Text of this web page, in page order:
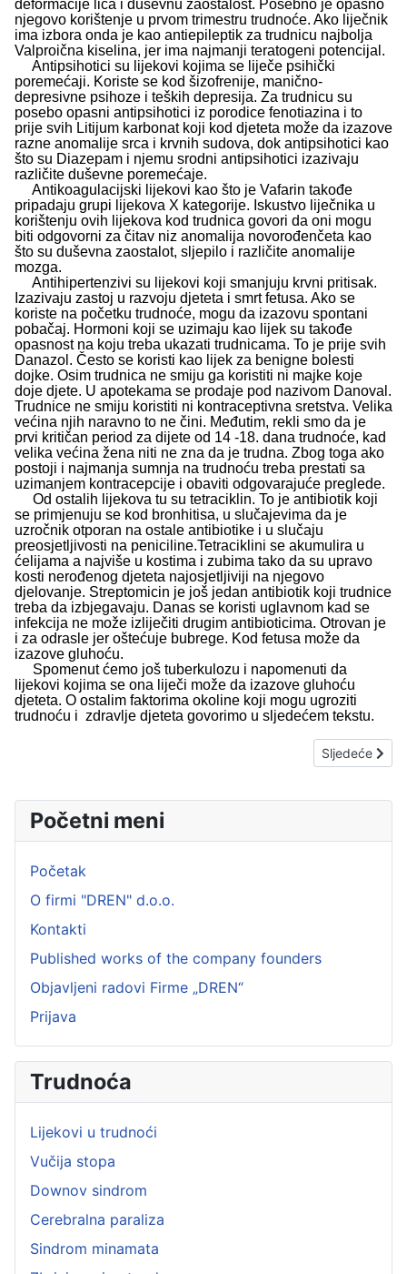
deformacije lica i duševnu zaostalost. Posebno je opasno
njegovo korištenje u prvom trimestru trudnoće. Ako liječnik
ima izbora onda je kao antiepileptik za trudnicu najbolja
Valproična kiselina, jer ima najmanji teratogeni potencijal.
Antipsihotici su lijekovi kojima se liječe psihički
poremećaji. Koriste se kod šizofrenije, manično-
depresivne psihoze i teških depresija. Za trudnicu su
posebo opasni antipsihotici iz porodice fenotiazina i to
prije svih Litijum karbonat koji kod djeteta može da izazove
razne anomalije srca i krvnih sudova, dok antipsihotici kao
što su Diazepam i njemu srodni antipsihotici izazivaju
različite duševne poremećaje.
Antikoagulacijski lijekovi kao što je Vafarin takođe
pripadaju grupi lijekova X kategorije. Iskustvo liječnika u
korištenju ovih lijekova kod trudnica govori da oni mogu
biti odgovorni za čitav niz anomalija novorođenčeta kao
što su duševna zaostalot, sljepilo i različite anomalije
mozga.
Antihipertenzivi su lijekovi koji smanjuju krvni pritisak.
Izazivaju zastoj u razvoju djeteta i smrt fetusa. Ako se
koriste na početku trudnoće, mogu da izazovu spontani
pobačaj. Hormoni koji se uzimaju kao lijek su takođe
opasnost na koju treba ukazati trudnicama. To je prije svih
Danazol. Često se koristi kao lijek za benigne bolesti
dojke. Osim trudnica ne smiju ga koristiti ni majke koje
doje djete. U apotekama se prodaje pod nazivom Danoval.
Trudnice ne smiju koristiti ni kontraceptivna sretstva. Velika
većina njih naravno to ne čini. Međutim, rekli smo da je
prvi kritičan period za dijete od 14 -18. dana trudnoće, kad
velika većina žena niti ne zna da je trudna. Zbog toga ako
postoji i najmanja sumnja na trudnoću treba prestati sa
uzimanjem kontracepcije i obaviti odgovarajuće preglede.
Od ostalih lijekova tu su tetraciklin. To je antibiotik koji
se primjenuju se kod bronhitisa, u slučajevima da je
uzročnik otporan na ostale antibiotike i u slučaju
preosjetljivosti na peniciline.Tetraciklini se akumulira u
ćelijama a najviše u kostima i zubima tako da su upravo
kosti nerođenog djeteta najosjetljiviji na njegovo
djelovanje. Streptomicin je još jedan antibiotik koji trudnice
treba da izbjegavaju. Danas se koristi uglavnom kad se
infekcija ne može izliječiti drugim antibioticima. Otrovan je
i za odrasle jer oštećuje bubrege. Kod fetusa može da
izazove gluhoću.
Spomenut ćemo još tuberkulozu i napomenuti da
lijekovi kojima se ona liječi može da izazove gluhoću
djeteta. O ostalim faktorima okoline koji mogu ugroziti
trudnoću i zdravlje djeteta govorimo u sljedećem tekstu.
Sljedeći
Sljedeće
Početni meni
Početak
O firmi "DREN" d.o.o.
Kontakti
Published works of the company founders
Objavljeni radovi Firme „DREN“
Prijava
Trudnoća
Lijekovi u trudnoći
Vučija stopa
Downov sindrom
Cerebralna paraliza
Sindrom minamata